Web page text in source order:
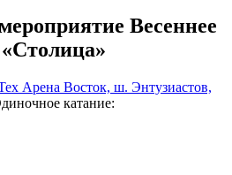
Весеннее
Арена Восток, ш. Энтузиастов,
катание: